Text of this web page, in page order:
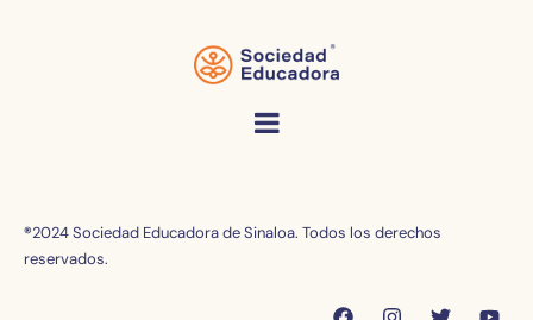
®2024 Sociedad Educadora de Sinaloa. Todos los derechos
reservados.